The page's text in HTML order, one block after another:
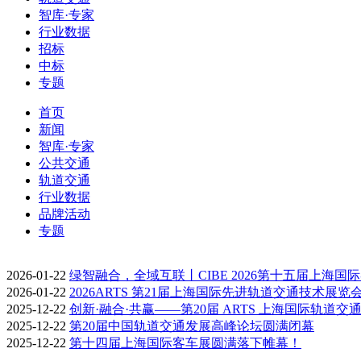
智库·专家
行业数据
招标
中标
专题
首页
新闻
智库·专家
公共交通
轨道交通
行业数据
品牌活动
专题
2026-01-22 绿智融合，全域互联丨CIBE 2026第十五届上海国
2026-01-22 2026ARTS 第21届上海国际先进轨道交通技术展览
2025-12-22 创新·融合·共赢——第20届 ARTS 上海国际轨道交
2025-12-22 第20届中国轨道交通发展高峰论坛圆满闭幕
2025-12-22 第十四届上海国际客车展圆满落下帷幕！